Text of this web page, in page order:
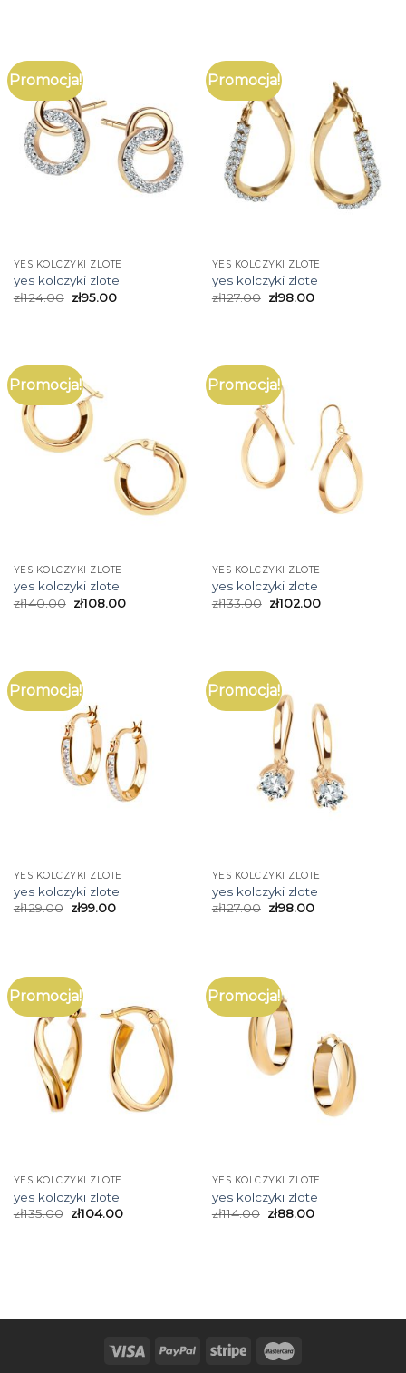
Promocja!
YES KOLCZYKI ZLOTE
yes kolczyki zlote
zł124.00 zł95.00
Promocja!
YES KOLCZYKI ZLOTE
yes kolczyki zlote
zł127.00 zł98.00
Promocja!
YES KOLCZYKI ZLOTE
yes kolczyki zlote
zł140.00 zł108.00
Promocja!
YES KOLCZYKI ZLOTE
yes kolczyki zlote
zł133.00 zł102.00
Promocja!
YES KOLCZYKI ZLOTE
yes kolczyki zlote
zł129.00 zł99.00
Promocja!
YES KOLCZYKI ZLOTE
yes kolczyki zlote
zł127.00 zł98.00
Promocja!
YES KOLCZYKI ZLOTE
yes kolczyki zlote
zł135.00 zł104.00
Promocja!
YES KOLCZYKI ZLOTE
yes kolczyki zlote
zł114.00 zł88.00